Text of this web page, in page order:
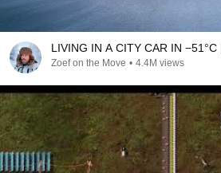
LIVING IN A CITY CAR IN −51°C
Zoef on the Move • 4.4M views